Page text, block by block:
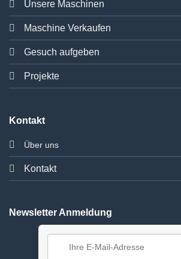
Unsere Maschinen
Maschine Verkaufen
Gesuch aufgeben
Projekte
Kontakt
Über uns
Kontakt
Newsletter Anmeldung